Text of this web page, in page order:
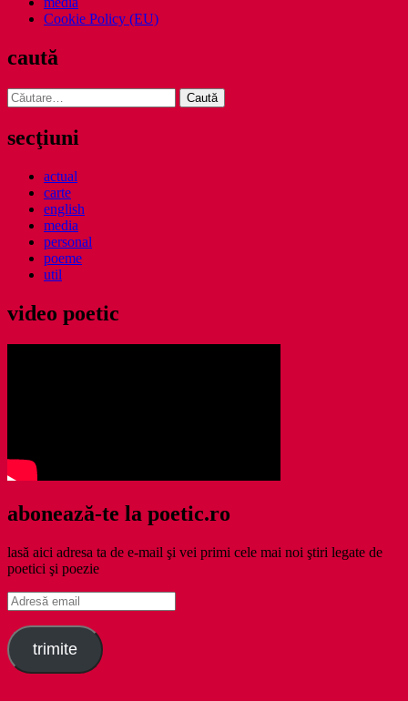
Cookie Policy (EU)
caută
Caută
după:
secţiuni
actual
carte
english
media
personal
poeme
util
video poetic
abonează-te la poetic.ro
lasă aici adresa ta de e-mail şi vei primi cele mai noi ştiri legate de
poetici şi poezie
Adresă
email
trimite